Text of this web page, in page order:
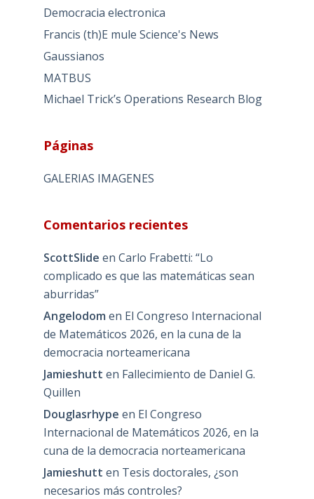
Democracia electronica
Francis (th)E mule Science's News
Gaussianos
MATBUS
Michael Trick’s Operations Research Blog
Páginas
GALERIAS IMAGENES
Comentarios recientes
ScottSlide en Carlo Frabetti: “Lo
complicado es que las matemáticas sean
aburridas”
Angelodom en El Congreso Internacional
de Matemáticos 2026, en la cuna de la
democracia norteamericana
Jamieshutt en Fallecimiento de Daniel G.
Quillen
Douglasrhype en El Congreso
Internacional de Matemáticos 2026, en la
cuna de la democracia norteamericana
Jamieshutt en Tesis doctorales, ¿son
necesarios más controles?